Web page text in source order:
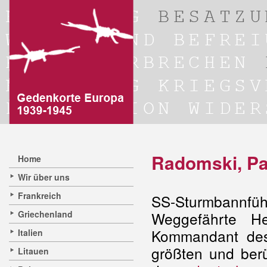
Home
Wir über uns
Frankreich
Griechenland
Italien
Litauen
Radomski,
SS-
Weggefährte
Kommandant
größten und